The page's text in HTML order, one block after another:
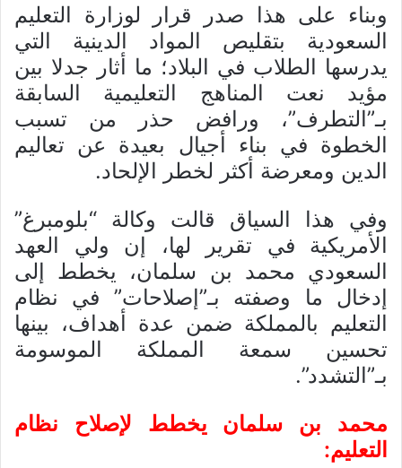
وبناء على هذا صدر قرار لوزارة التعليم
السعودية بتقليص المواد الدينية التي
يدرسها الطلاب في البلاد؛ ما أثار جدلا بين
مؤيد نعت المناهج التعليمية السابقة
بـ”التطرف”، ورافض حذر من تسبب
الخطوة في بناء أجيال بعيدة عن تعاليم
الدين ومعرضة أكثر لخطر الإلحاد.
وفي هذا السياق قالت وكالة “بلومبرغ”
الأمريكية في تقرير لها، إن ولي العهد
السعودي محمد بن سلمان، يخطط إلى
إدخال ما وصفته بـ”إصلاحات” في نظام
التعليم بالمملكة ضمن عدة أهداف، بينها
تحسين سمعة المملكة الموسومة
بـ”التشدد”.
محمد بن سلمان يخطط لإصلاح نظام
التعليم: